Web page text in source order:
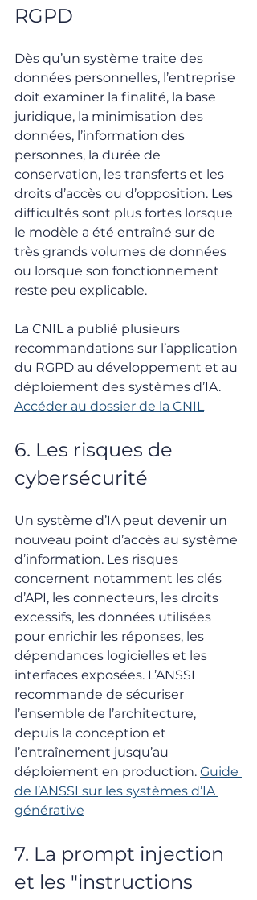
RGPD
Dès qu’un système traite des
données personnelles, l’entreprise
doit examiner la finalité, la base
juridique, la minimisation des
données, l’information des
personnes, la durée de
conservation, les transferts et les
droits d’accès ou d’opposition. Les
difficultés sont plus fortes lorsque
le modèle a été entraîné sur de
très grands volumes de données
ou lorsque son fonctionnement
reste peu explicable.
La CNIL a publié plusieurs
recommandations sur l’application
du RGPD au développement et au
déploiement des systèmes d’IA.
Accéder au dossier de la CNIL
6. Les risques de
cybersécurité
Un système d’IA peut devenir un
nouveau point d’accès au système
d’information. Les risques
concernent notamment les clés
d’API, les connecteurs, les droits
excessifs, les données utilisées
pour enrichir les réponses, les
dépendances logicielles et les
interfaces exposées. L’ANSSI
recommande de sécuriser
l’ensemble de l’architecture,
depuis la conception et
l’entraînement jusqu’au
déploiement en production. Guide
de l’ANSSI sur les systèmes d’IA
générative
7. La prompt injection
et les "instructions